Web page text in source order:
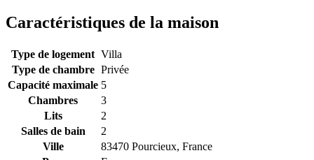
Caractéristiques de la maison
Type de logement Villa
Type de chambre Privée
Capacité maximale 5
Chambres
3
Lits
2
Salles de bain
2
Ville
83470 Pourcieux, France